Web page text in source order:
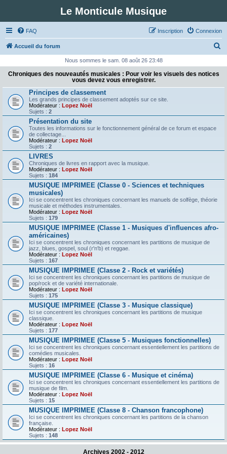
Le Monticule Musique
FAQ Connexion
Inscription
Accueil du forum
c
Nous sommes le sam. 08 août 26 23:48
Chroniques des nouveautés musicales : Pour voir les visuels des notices
vous devez vous enregistrer.
Principes de classement
Les grands principes de classement adoptés sur ce site.
Modérateur : Lopez Noël
Sujets : 2
Présentation du site
Toutes les informations sur le fonctionnement général de ce forum et espace
de collectage...
Modérateur : Lopez Noël
Sujets : 2
LIVRES
Chroniques de livres en rapport avec la musique.
Modérateur : Lopez Noël
Sujets : 184
MUSIQUE IMPRIMEE (Classe 0 - Sciences et techniques
musicales)
Ici se concentrent les chroniques concernant les manuels de solfège, théorie
musicale et méthodes instrumentales.
Modérateur : Lopez Noël
Sujets : 179
MUSIQUE IMPRIMEE (Classe 1 - Musiques d'influences afro-
américaines)
Ici se concentrent les chroniques concernant les partitions de musique de
jazz, blues, gospel, soul (r'n'b) et reggae.
Modérateur : Lopez Noël
Sujets : 167
MUSIQUE IMPRIMEE (Classe 2 - Rock et variétés)
Ici se concentrent les chroniques concernant les partitions de musique de
pop/rock et de variété internationale.
Modérateur : Lopez Noël
Sujets : 175
MUSIQUE IMPRIMEE (Classe 3 - Musique classique)
Ici se concentrent les chroniques concernant les partitions de musique
classique.
Modérateur : Lopez Noël
Sujets : 177
MUSIQUE IMPRIMEE (Classe 5 - Musiques fonctionnelles)
Ici se concentrent les chroniques concernant essentiellement les partitions de
comédies musicales.
Modérateur : Lopez Noël
Sujets : 16
MUSIQUE IMPRIMEE (Classe 6 - Musique et cinéma)
Ici se concentrent les chroniques concernant essentiellement les partitions de
musique de film.
Modérateur : Lopez Noël
Sujets : 15
MUSIQUE IMPRIMEE (Classe 8 - Chanson francophone)
Ici se concentrent les chroniques concernant les partitions de la chanson
française.
Modérateur : Lopez Noël
Sujets : 148
Archives 2002 - 2012